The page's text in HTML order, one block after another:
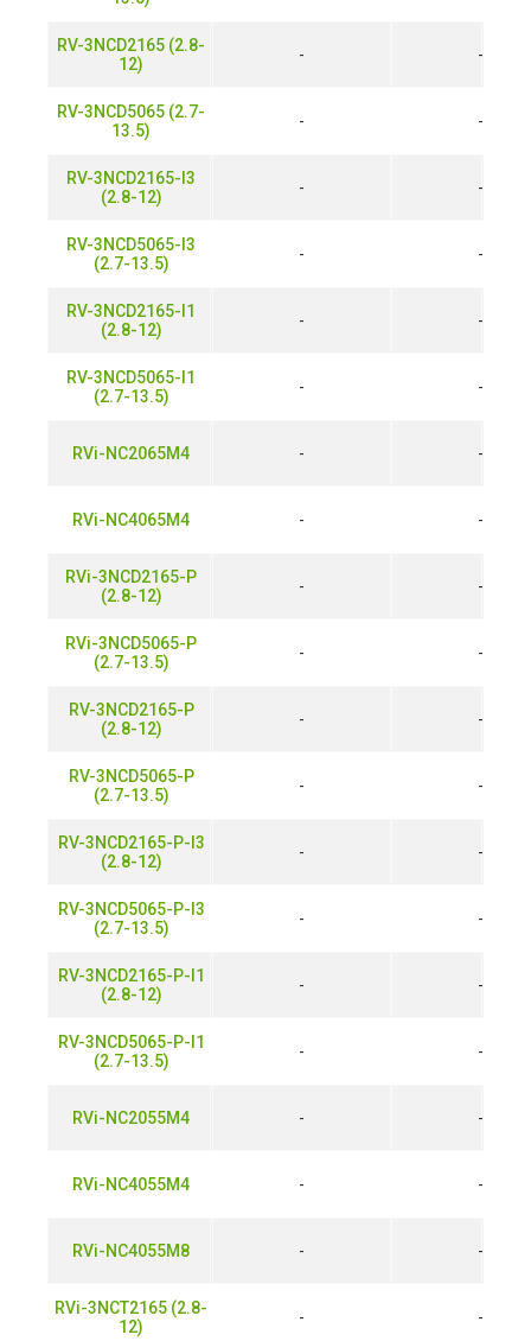
RV-3NCD2165 (2.8-
12)
RV-3NCD5065 (2.7-
13.5)
RV-3NCD2165-I3
(2.8-12)
RV-3NCD5065-I3
(2.7-13.5)
RV-3NCD2165-I1
(2.8-12)
RV-3NCD5065-I1
(2.7-13.5)
RVi-NC2065M4
RVi-NC4065M4
RVi-3NCD2165-P
(2.8-12)
RVi-3NCD5065-P
(2.7-13.5)
RV-3NCD2165-P
(2.8-12)
RV-3NCD5065-P
(2.7-13.5)
RV-3NCD2165-P-I3
(2.8-12)
RV-3NCD5065-P-I3
(2.7-13.5)
RV-3NCD2165-P-I1
(2.8-12)
RV-3NCD5065-P-I1
(2.7-13.5)
RVi-NC2055M4
RVi-NC4055M4
RVi-NC4055M8
RVi-3NCT2165 (2.8-
12)
- -
- -
- -
- -
- -
- -
- -
- -
- -
- -
- -
- -
- -
- -
- -
- -
- -
- -
- -
- -